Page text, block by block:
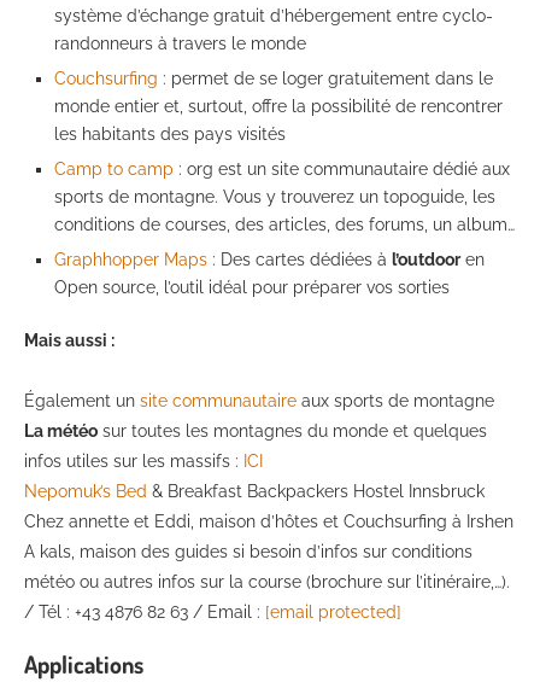
système d’échange gratuit d’hébergement entre cyclo-
randonneurs à travers le monde
Couchsurfing : permet de se loger gratuitement dans le
monde entier et, surtout, offre la possibilité de rencontrer
les habitants des pays visités
Camp to camp : org est un site communautaire dédié aux
sports de montagne. Vous y trouverez un topoguide, les
conditions de courses, des articles, des forums, un album…
Graphhopper Maps : Des cartes dédiées à l’outdooren
Open source, l’outil idéal pour préparer vos sorties
Mais aussi :
Également un site communautaire aux sports de montagne
La météo sur toutes les montagnes du monde et quelques
infos utiles sur les massifs : ICI
Nepomuk’s Bed & Breakfast Backpackers Hostel Innsbruck
Chez annette et Eddi, maison d’hôtes et Couchsurfing à Irshen
A kals, maison des guides si besoin d’infos sur conditions
météo ou autres infos sur la course (brochure sur l’itinéraire,…).
/ Tél : +43 4876 82 63 / Email : [email protected]
Applications